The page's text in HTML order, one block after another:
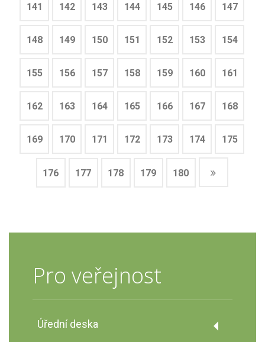
Pro veřejnost
Úřední deska
141 142 143 144 145 146 147
148 149 150 151 152 153 154
155 156 157 158 159 160 161
162 163 164 165 166 167 168
169 170 171 172 173 174 175
176 177 178 179 180